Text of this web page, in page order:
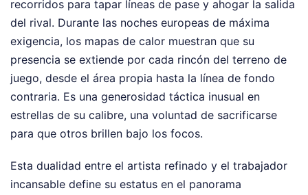
recorridos para tapar líneas de pase y ahogar la salida
del rival. Durante las noches europeas de máxima
exigencia, los mapas de calor muestran que su
presencia se extiende por cada rincón del terreno de
juego, desde el área propia hasta la línea de fondo
contraria. Es una generosidad táctica inusual en
estrellas de su calibre, una voluntad de sacrificarse
para que otros brillen bajo los focos.
Esta dualidad entre el artista refinado y el trabajador
incansable define su estatus en el panorama